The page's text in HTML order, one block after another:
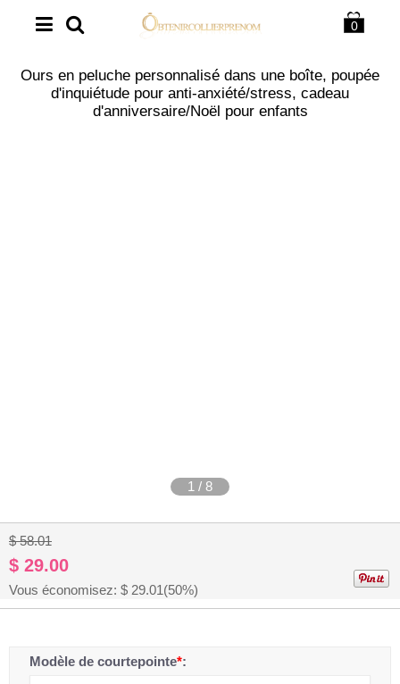
0
Ours en peluche personnalisé dans une boîte, poupée
d'inquiétude pour anti-anxiété/stress, cadeau
d'anniversaire/Noël pour enfants
1 / 8
$ 58.01
$ 29.00
Vous économisez: $ 29.01(50%)
Modèle de courtepointe*: